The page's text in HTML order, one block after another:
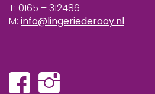
T: 0165 – 312486
M: info@lingeriederooy.nl